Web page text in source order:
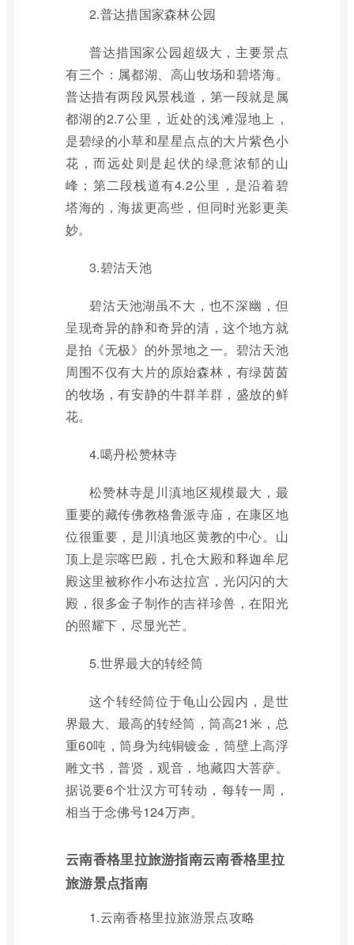
2.普达措国家森林公园
普达措国家公园超级大，主要景点
有三个：属都湖、高山牧场和碧塔海。
普达措有两段风景栈道，第一段就是属
都湖的2.7公里，近处的浅滩湿地上，
是碧绿的小草和星星点点的大片紫色小
花，而远处则是起伏的绿意浓郁的山
峰；第二段栈道有4.2公里，是沿着碧
塔海的，海拔更高些，但同时光影更美
妙。
3.碧沽天池
碧沽天池湖虽不大，也不深幽，但
呈现奇异的静和奇异的清，这个地方就
是拍《无极》的外景地之一。碧沽天池
周围不仅有大片的原始森林，有绿茵茵
的牧场，有安静的牛群羊群，盛放的鲜
花。
4.噶丹松赞林寺
松赞林寺是川滇地区规模最大，最
重要的藏传佛教格鲁派寺庙，在康区地
位很重要，是川滇地区黄教的中心。山
顶上是宗喀巴殿，扎仓大殿和释迦牟尼
殿这里被称作小布达拉宫，光闪闪的大
殿，很多金子制作的吉祥珍兽，在阳光
的照耀下，尽显光芒。
5.世界最大的转经筒
这个转经筒位于龟山公园内，是世
界最大、最高的转经筒，筒高21米，总
重60吨，筒身为纯铜镀金，筒壁上高浮
雕文书，普贤，观音，地藏四大菩萨。
据说要6个壮汉方可转动，每转一周，
相当于念佛号124万声。
云南香格里拉旅游指南云南香格里拉
旅游景点指南
1.云南香格里拉旅游景点攻略